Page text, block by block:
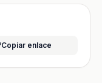
Copiar enlace